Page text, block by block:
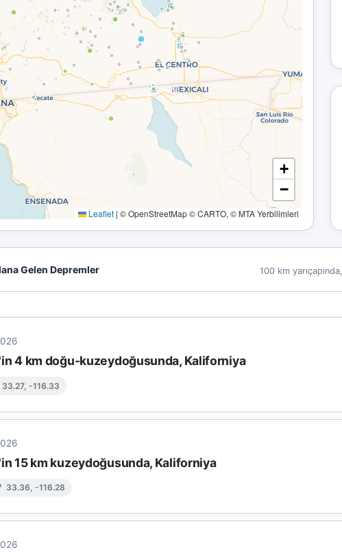
+
−
Leaflet | © OpenStreetMap © CARTO, © MTA Yerbilimleri
Gelen Depremler 100 km
4 km doğu-kuzeydoğusunda, Kaliforniya
33.27, -116.33
15 km kuzeydoğusunda, Kaliforniya
33.36, -116.28